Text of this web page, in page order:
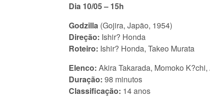
Dia 10/05 – 15h
Godzilla (Gojira, Japão, 1954)
Direção: Ishir? Honda
Roteiro: Ishir? Honda, Takeo Murata
Elenco: Akira Takarada, Momoko
Duração: 98 minutos
Classificação: 14 anos